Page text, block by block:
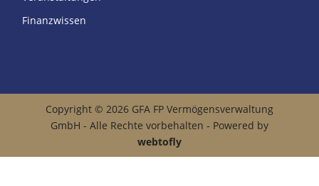
Finanzwissen
Copyright © 2026 GFA FP Vermögensverwaltung
GmbH - Alle Rechte vorbehalten - Powered by
webtofly